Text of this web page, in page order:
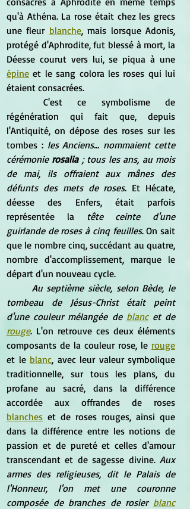
qu'à Athéna. La rose était chez les grecs
une fleur blanche, mais lorsque Adonis,
protégé d'Aphrodite, fut blessé à mort, la
épine et le sang colora les roses qui lui
étaient consacrées.
régénération qui fait que, depuis
l'Antiquité, on dépose des roses sur les
tombes : les Anciens... nommaient cette
cérémonie rosalia ; tous les ans, au mois
de mai, ils offraient aux mânes des
défunts des mets de roses. Et Hécate,
déesse des Enfers, était parfois
représentée la tête ceinte d'une
guirlande de roses à cinq feuilles. On sait
que le nombre cinq, succédant au quatre,
nombre d'accomplissement, marque le
départ d'un nouveau cycle.
Au septième siècle, selon Bède, le
tombeau de Jésus-Christ était peint
d'une couleur mélangée de blanc
et de
rouge. L'on retrouve ces deux éléments
composants de la couleur rose, le rouge
et le blanc, avec leur valeur symbolique
traditionnelle, sur tous les plans, du
profane au sacré, dans la différence
blanches et de roses rouges, ainsi que
dans la différence entre les notions de
passion et de pureté et celles d'amour
transcendant et de sagesse divine. Aux
armes des religieuses, dit le Palais de
l'Honneur, l'on met une couronne
composée de branches de rosier blanc